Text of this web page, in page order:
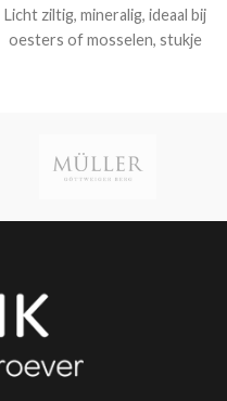
Licht ziltig, mineralig, ideaal bij
oesters of mosselen, stukje